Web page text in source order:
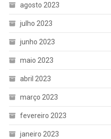
agosto 2023
julho 2023
junho 2023
maio 2023
abril 2023
março 2023
fevereiro 2023
janeiro 2023